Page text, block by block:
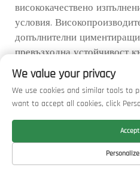
висококачествено
условия.
допълнителни
превъзходна устойчивост
проникване на хлориди и
с обикновения бетон.
корозия — включително
композити, армирани с
експлоатационния живот в
условия.
We value your privacy
We use cookies and similar tools to
want to accept all cookies, click